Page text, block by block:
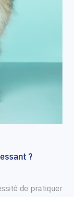
?
de pratiquer